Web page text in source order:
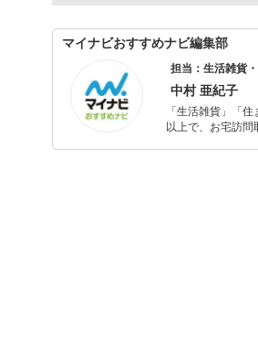
マイナビおすすめナビ編集部
担当：生活雑貨
中村 亜紀子
「生活雑貨」「
以上で、お宅訪